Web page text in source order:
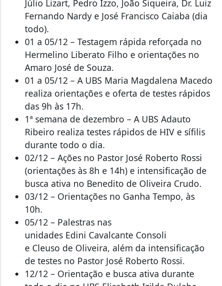
Júlio Lizart, Pedro Izzo, João Siqueira, Dr. Luiz
Fernando Nardy e José Francisco Caiaba (dia
todo).
01 a 05/12 – Testagem rápida reforçada no
Hermelino Liberato Filho e orientações no
Amaro José de Souza.
01 a 05/12 – A UBS Maria Magdalena Macedo
realiza orientações e oferta de testes rápidos
das 9h às 17h.
1ª semana de dezembro – A UBS Adauto
Ribeiro realiza testes rápidos de HIV e sífilis
durante todo o dia.
02/12 – Ações no Pastor José Roberto Rossi
(orientações às 8h e 14h) e intensificação de
busca ativa no Benedito de Oliveira Crudo.
03/12 – Orientações no Ganha Tempo, às
10h.
05/12 – Palestras nas
unidades Edini Cavalcante Consoli
e Cleuso de Oliveira, além da intensificação
de testes no Pastor José Roberto Rossi.
12/12 – Orientação e busca ativa durante